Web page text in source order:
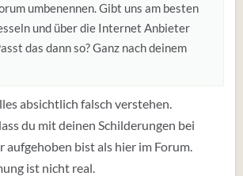
umbenennen. Gibt uns am besten
und über die Internet Anbieter
das dann so? Ganz nach deinem
absichtlich falsch verstehen.
du mit deinen Schilderungen bei
aufgehoben bist als hier im Forum.
ist nicht real.